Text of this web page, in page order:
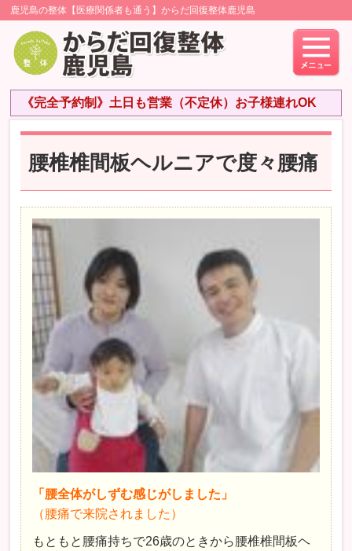
鹿児島の整体【医療関係者も通う】からだ回復整体鹿児島
《完全予約制》土日も営業（不定休）お子様連れOK
腰椎椎間板ヘルニアで度々腰痛
「腰全体がしずむ感じがしました」
（腰痛で来院されました）
もともと腰痛持ちで26歳のときから腰椎椎間板ヘ